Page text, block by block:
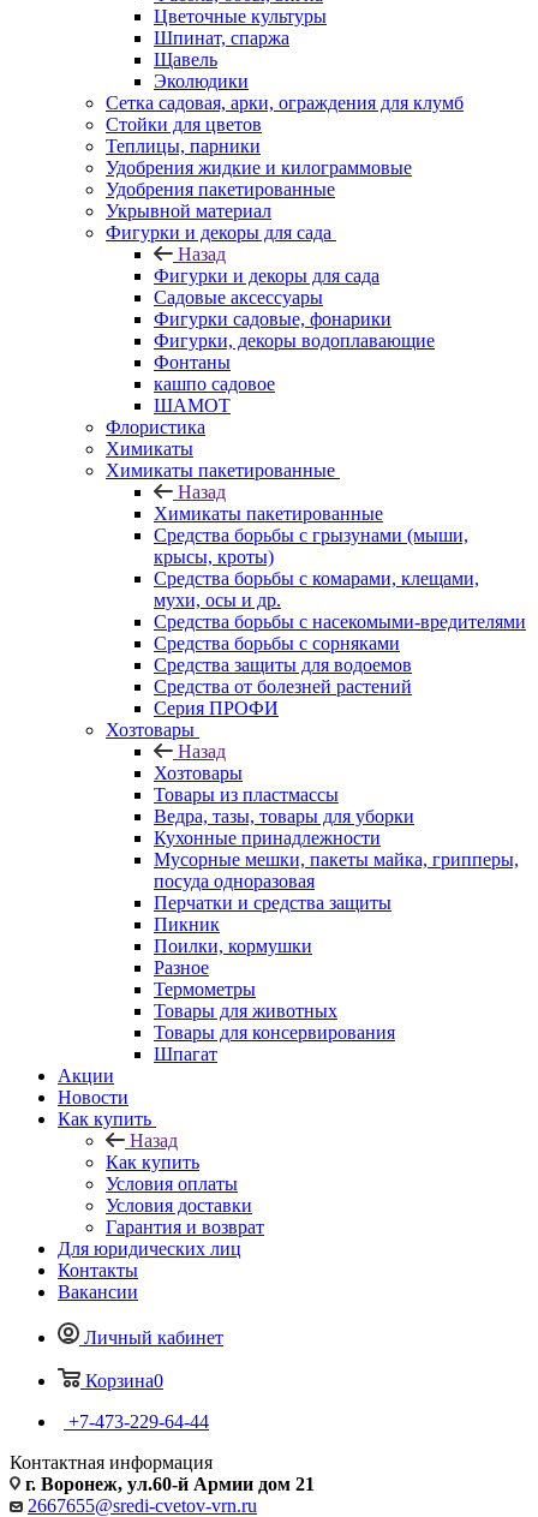
Цветочные культуры
Шпинат, спаржа
Щавель
Эколюдики
Сетка садовая, арки, ограждения для клумб
Стойки для цветов
Теплицы, парники
Удобрения жидкие и килограммовые
Удобрения пакетированные
Укрывной материал
Фигурки и декоры для сада
Назад
Фигурки и декоры для сада
Садовые аксессуары
Фигурки садовые, фонарики
Фигурки, декоры водоплавающие
Фонтаны
кашпо садовое
ШАМОТ
Флористика
Химикаты
Химикаты пакетированные
Назад
Химикаты пакетированные
Средства борьбы с грызунами (мыши,
крысы, кроты)
Средства борьбы с комарами, клещами,
мухи, осы и др.
Средства борьбы с насекомыми-вредителями
Средства борьбы с сорняками
Средства защиты для водоемов
Средства от болезней растений
Серия ПРОФИ
Хозтовары
Назад
Хозтовары
Товары из пластмассы
Ведра, тазы, товары для уборки
Кухонные принадлежности
Мусорные мешки, пакеты майка, грипперы,
посуда одноразовая
Перчатки и средства защиты
Пикник
Поилки, кормушки
Разное
Термометры
Товары для животных
Товары для консервирования
Шпагат
Акции
Новости
Как купить
Назад
Как купить
Условия оплаты
Условия доставки
Гарантия и возврат
Для юридических лиц
Контакты
Вакансии
Личный кабинет
Корзина0
+7-473-229-64-44
Контактная информация
г. Воронеж, ул.60-й Армии дом 21
2667655@sredi-cvetov-vrn.ru